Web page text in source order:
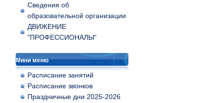
Сведения об
образовательной организации
ДВИЖЕНИЕ
"ПРОФЕССИОНАЛЫ"
Мини меню
Расписание занятий
Расписание звонков
Праздничные дни 2025-2026